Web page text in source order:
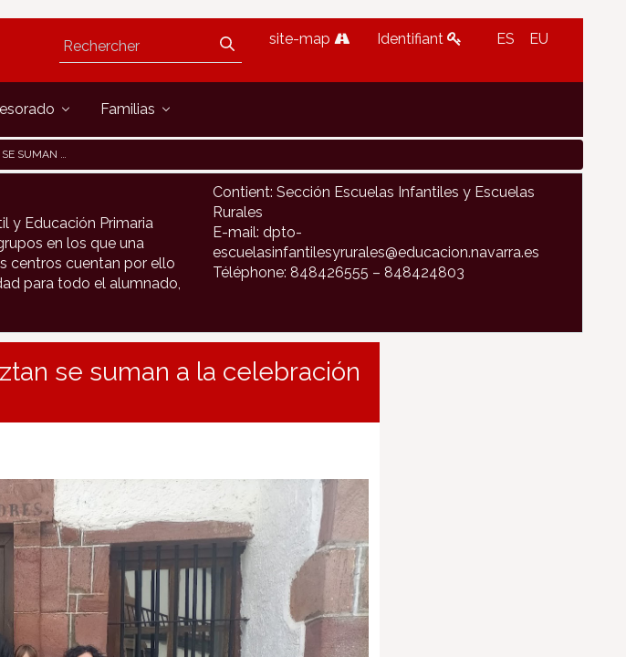
site-map Identifiant ES EU
Familias
TRADICIONAL
y Educación Primaria
en los que una
centros cuentan por ello
para todo el alumnado,
Contient: Sección Escuelas Infantiles y Escuelas
Rurales
E-mail: dpto-
escuelasinfantilesyrurales@educacion.navarra.es
Téléphone: 848426555 – 848424803
se suman a la celebración